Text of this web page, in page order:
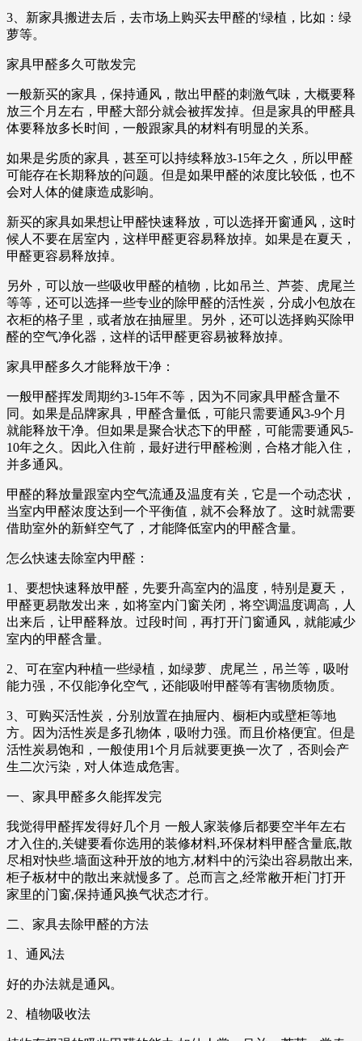
3、新家具搬进去后，去市场上购买去甲醛的'绿植，比如：绿
萝等。
家具甲醛多久可散发完
一般新买的家具，保持通风，散出甲醛的刺激气味，大概要释
放三个月左右，甲醛大部分就会被挥发掉。但是家具的甲醛具
体要释放多长时间，一般跟家具的材料有明显的关系。
如果是劣质的家具，甚至可以持续释放3-15年之久，所以甲醛
可能存在长期释放的问题。但是如果甲醛的浓度比较低，也不
会对人体的健康造成影响。
新买的家具如果想让甲醛快速释放，可以选择开窗通风，这时
候人不要在居室内，这样甲醛更容易释放掉。如果是在夏天，
甲醛更容易释放掉。
另外，可以放一些吸收甲醛的植物，比如吊兰、芦荟、虎尾兰
等等，还可以选择一些专业的除甲醛的活性炭，分成小包放在
衣柜的格子里，或者放在抽屉里。另外，还可以选择购买除甲
醛的空气净化器，这样的话甲醛更容易被释放掉。
家具甲醛多久才能释放干净：
一般甲醛挥发周期约3-15年不等，因为不同家具甲醛含量不
同。如果是品牌家具，甲醛含量低，可能只需要通风3-9个月
就能释放干净。但如果是聚合状态下的甲醛，可能需要通风5-
10年之久。因此入住前，最好进行甲醛检测，合格才能入住，
并多通风。
甲醛的释放量跟室内空气流通及温度有关，它是一个动态状，
当室内甲醛浓度达到一个平衡值，就不会释放了。这时就需要
借助室外的新鲜空气了，才能降低室内的甲醛含量。
怎么快速去除室内甲醛：
1、要想快速释放甲醛，先要升高室内的温度，特别是夏天，
甲醛更易散发出来，如将室内门窗关闭，将空调温度调高，人
出来后，让甲醛释放。过段时间，再打开门窗通风，就能减少
室内的甲醛含量。
2、可在室内种植一些绿植，如绿萝、虎尾兰，吊兰等，吸咐
能力强，不仅能净化空气，还能吸咐甲醛等有害物质物质。
3、可购买活性炭，分别放置在抽屉内、橱柜内或壁柜等地
方。因为活性炭是多孔物体，吸咐力强。而且价格便宜。但是
活性炭易饱和，一般使用1个月后就要更换一次了，否则会产
生二次污染，对人体造成危害。
一、家具甲醛多久能挥发完
我觉得甲醛挥发得好几个月 一般人家装修后都要空半年左右
才入住的,关键要看你选用的装修材料,环保材料甲醛含量底,散
尽相对快些.墙面这种开放的地方,材料中的污染出容易散出来,
柜子板材中的散出来就慢多了。总而言之,经常敝开柜门打开
家里的门窗,保持通风换气状态才行。
二、家具去除甲醛的方法
1、通风法
好的办法就是通风。
2、植物吸收法